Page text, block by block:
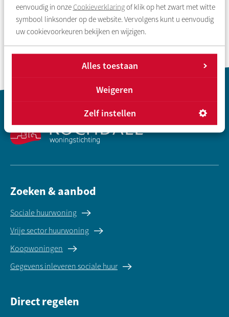
eenvoudig in onze Cookieverklaringof klik op het zwart met witte
symbool linksonder op de website. Vervolgens kunt u eenvoudig
uw cookievoorkeuren bekijken en wijzigen.
Alles toestaan
Weigeren
Zelf instellen
Volgende
Overzicht
Vorige
Contactinformatie
Zoeken & aanbod
Sociale huurwoning
Vrije sector huurwoning
Koopwoningen
Gegevens inleveren sociale huur
Direct regelen